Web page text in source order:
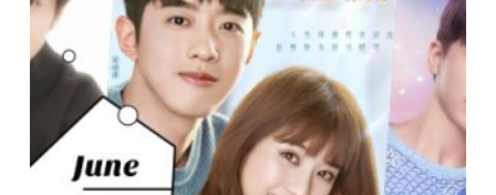
t
t